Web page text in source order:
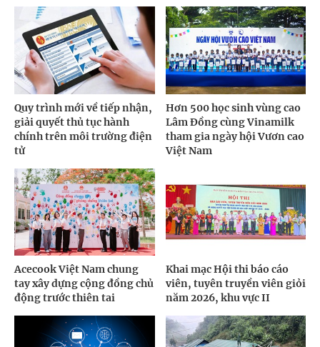
Quy trình mới về tiếp nhận,
giải quyết thủ tục hành
chính trên môi trường điện
tử
Hơn 500 học sinh vùng cao
Lâm Đồng cùng Vinamilk
tham gia ngày hội Vươn cao
Việt Nam
Acecook Việt Nam chung
tay xây dựng cộng đồng chủ
động trước thiên tai
Khai mạc Hội thi báo cáo
viên, tuyên truyền viên giỏi
năm 2026, khu vực II